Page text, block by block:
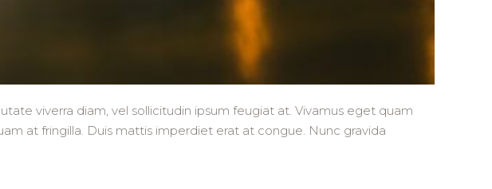
viverra diam, vel sollicitudin ipsum feugiat at. Vivamus eget quam
at fringilla. Duis mattis imperdiet erat at congue. Nunc gravida